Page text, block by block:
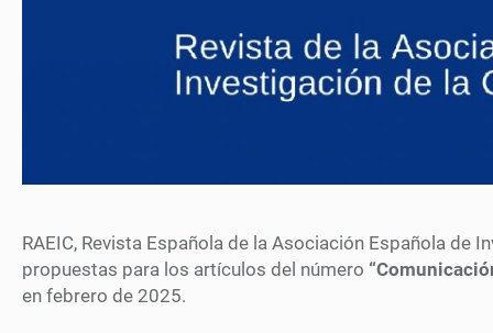
RAEIC, Revista Española de la Asociación Española de
propuestas para los artículos del número
en febrero de 2025.